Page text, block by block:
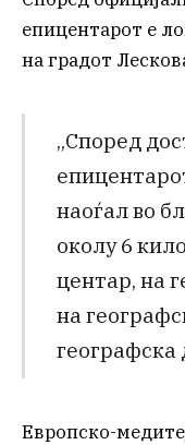
епицентарот е
на градот
„Според
наоѓал во
околу 6
центар, на
на
географска
Европско-